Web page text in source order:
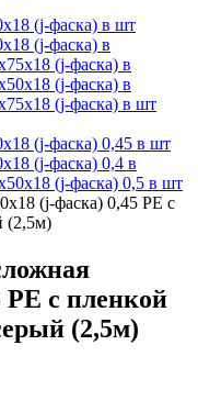
(j-фаска) в шт
(j-фаска) в
(j-фаска) в
(j-фаска) в
(j-фаска) в шт
(j-фаска) 0,45 в шт
(j-фаска) 0,4 в
(j-фаска) 0,5 в шт
(j-фаска) 0,45 PE с
(2,5м)
PE с пленкой
(2,5м)